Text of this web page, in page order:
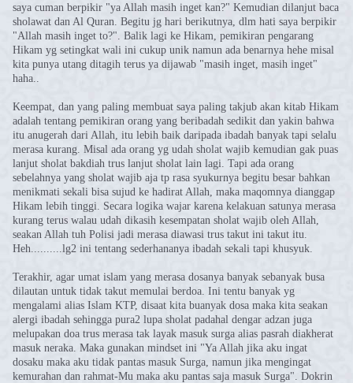
saya cuman berpikir "ya Allah masih inget kan?" Kemudian dilanjut baca
sholawat dan Al Quran. Begitu jg hari berikutnya, dlm hati saya berpikir
"Allah masih inget to?". Balik lagi ke Hikam, pemikiran pengarang
Hikam yg setingkat wali ini cukup unik namun ada benarnya hehe misal
kita punya utang ditagih terus ya dijawab "masih inget, masih inget"
haha..
Keempat, dan yang paling membuat saya paling takjub akan kitab Hikam
adalah tentang pemikiran orang yang beribadah sedikit dan yakin bahwa
itu anugerah dari Allah, itu lebih baik daripada ibadah banyak tapi selalu
merasa kurang. Misal ada orang yg udah sholat wajib kemudian gak puas
lanjut sholat bakdiah trus lanjut sholat lain lagi. Tapi ada orang
sebelahnya yang sholat wajib aja tp rasa syukurnya begitu besar bahkan
menikmati sekali bisa sujud ke hadirat Allah, maka maqomnya dianggap
Hikam lebih tinggi. Secara logika wajar karena kelakuan satunya merasa
kurang terus walau udah dikasih kesempatan sholat wajib oleh Allah,
seakan Allah tuh Polisi jadi merasa diawasi trus takut ini takut itu.
Heh..........lg2 ini tentang sederhananya ibadah sekali tapi khusyuk.
Terakhir, agar umat islam yang merasa dosanya banyak sebanyak busa
dilautan untuk tidak takut memulai berdoa. Ini tentu banyak yg
mengalami alias Islam KTP, disaat kita buanyak dosa maka kita seakan
alergi ibadah sehingga pura2 lupa sholat padahal dengar adzan juga
melupakan doa trus merasa tak layak masuk surga alias pasrah diakherat
masuk neraka. Maka gunakan mindset ini "Ya Allah jika aku ingat
dosaku maka aku tidak pantas masuk Surga, namun jika mengingat
kemurahan dan rahmat-Mu maka aku pantas saja masuk Surga". Dokrin